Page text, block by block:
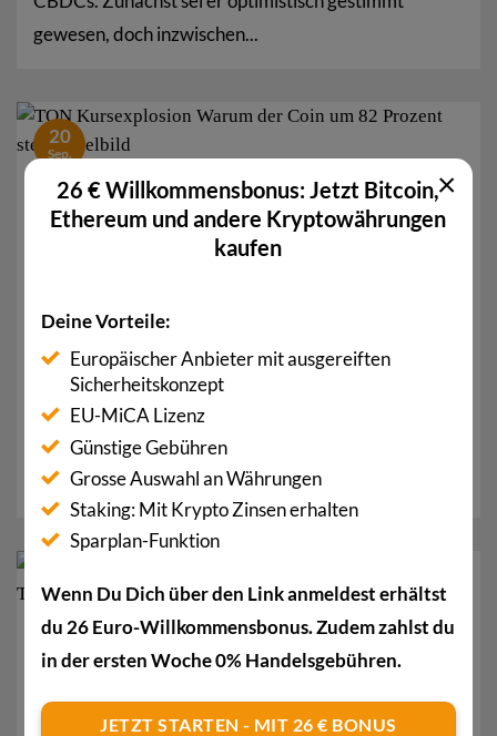
gewesen, doch inzwischen...
TON Kursexplosion: Warum der Coin um 82
Prozent steigt
Ton verzeichnet in den letzten Wochen eine enorme
Kursexplosion. Aktuell ist die 2018 von Telegram...
20
Sep.
18
Juli
26 € Willkommensbonus: Jetzt Bitcoin,
Ethereum und andere Kryptowährungen
kaufen
Deine Vorteile:
Europäischer Anbieter mit ausgereiften
Sicherheitskonzept
EU-MiCA Lizenz
Günstige Gebühren
Grosse Auswahl an Währungen
Staking: Mit Krypto Zinsen erhalten
Sparplan-Funktion
Wenn Du Dich über den Link anmeldest erhältst
du 26 Euro-Willkommensbonus. Zudem zahlst du
in der ersten Woche 0% Handelsgebühren.
JETZT STARTEN - MIT 26 € BONUS
×